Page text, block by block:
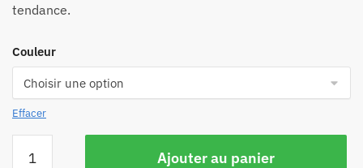
tendance.
Couleur
Effacer
Ajouter au panier